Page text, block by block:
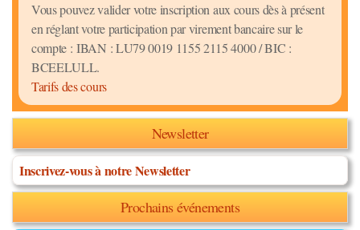
Vous pouvez valider votre inscription aux cours dès à présent
en réglant votre participation par virement bancaire sur le
compte : IBAN : LU79 0019 1155 2115 4000 / BIC :
BCEELULL.
Tarifs des cours
Newsletter
Inscrivez-vous à notre Newsletter
Prochains événements